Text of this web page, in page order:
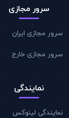
سرور مجازی
سرور مجازی ایران
سرور مجازی خارج
نمایندگی
نمایندگی لینوکس